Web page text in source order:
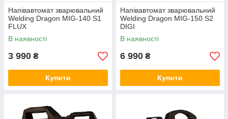
Напівавтомат зварювальний
Welding Dragon MIG-140 S1
FLUX
В наявності
3 990 ₴
Купити
Напівавтомат зварювальний
Welding Dragon MIG-150 S2
DIGI
В наявності
6 990 ₴
Купити